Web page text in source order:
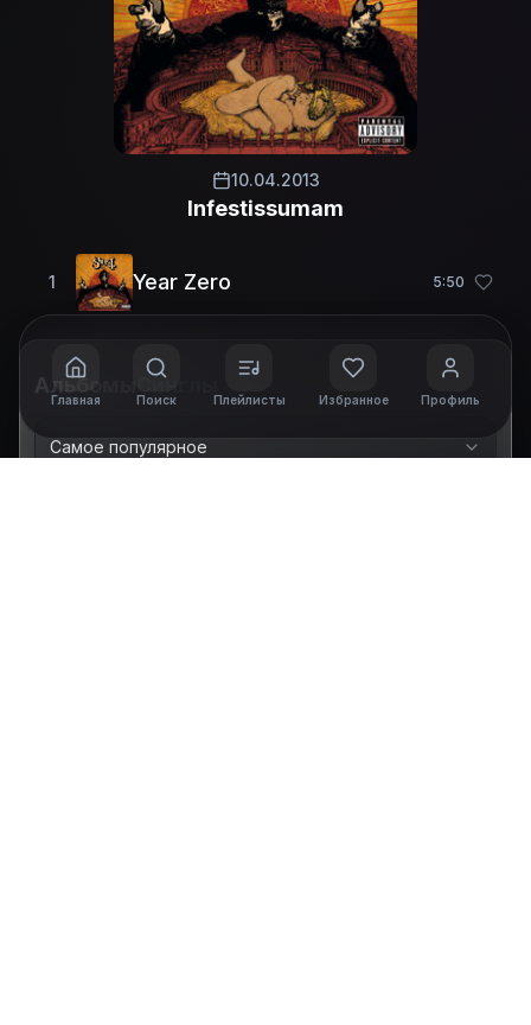
10.04.2013
Infestissumam
1 Year Zero 5:50
Альбомы Синглы
Самое популярное
Главная Поиск Плейлисты Избранное Профиль